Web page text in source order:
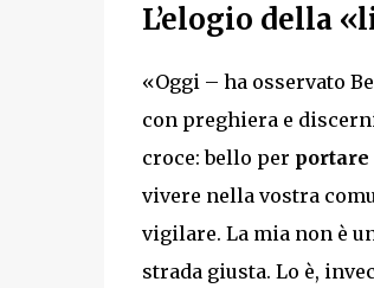
L’elogio della
«Oggi – ha osservato
con preghiera e
croce: bello per
vivere nella vostra
vigilare. La mia non è
strada giusta. Lo è,